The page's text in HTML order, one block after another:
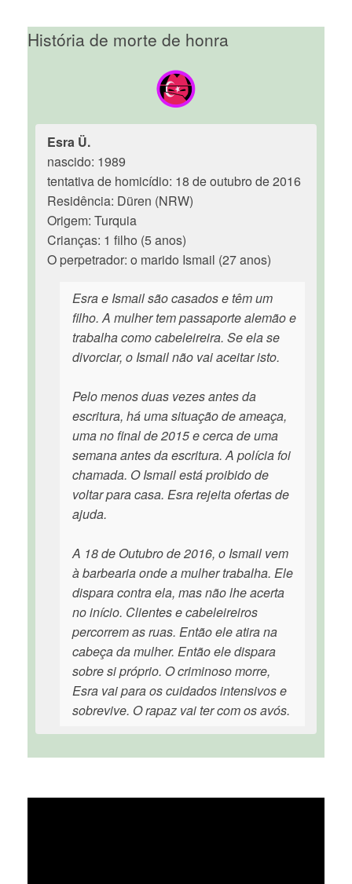
História de morte de honra
Esra Ü.
nascido: 1989
tentativa de homicídio: 18 de outubro de 2016
Residência: Düren (NRW)
Origem: Turquia
Crianças: 1 filho (5 anos)
O perpetrador: o marido Ismail (27 anos)
Esra e Ismail são casados e têm um
filho. A mulher tem passaporte alemão e
trabalha como cabeleireira. Se ela se
divorciar, o Ismail não vai aceitar isto.
Pelo menos duas vezes antes da
escritura, há uma situação de ameaça,
uma no final de 2015 e cerca de uma
semana antes da escritura. A polícia foi
chamada. O Ismail está proibido de
voltar para casa. Esra rejeita ofertas de
ajuda.
A 18 de Outubro de 2016, o Ismail vem
à barbearia onde a mulher trabalha. Ele
dispara contra ela, mas não lhe acerta
no início. Clientes e cabeleireiros
percorrem as ruas. Então ele atira na
cabeça da mulher. Então ele dispara
sobre si próprio. O criminoso morre,
Esra vai para os cuidados intensivos e
sobrevive. O rapaz vai ter com os avós.